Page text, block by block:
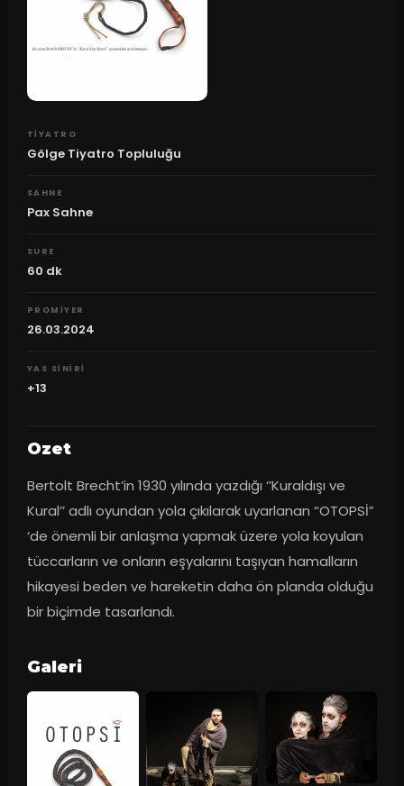
TIYATRO
Gölge Tiyatro Topluluğu
SAHNE
Pax Sahne
SURE
60 dk
PROMIYER
26.03.2024
YAS SINIRI
+13
Ozet
Bertolt Brecht’in 1930 yılında yazdığı ‘’Kuraldışı ve
Kural’’ adlı oyundan yola çıkılarak uyarlanan “OTOPSİ”
‘de önemli bir anlaşma yapmak üzere yola koyulan
tüccarların ve onların eşyalarını taşıyan hamalların
hikayesi beden ve hareketin daha ön planda olduğu
bir biçimde tasarlandı.
Galeri